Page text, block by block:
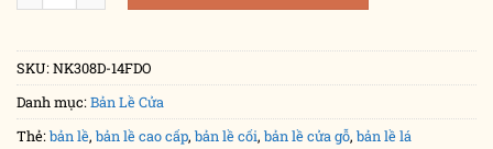
SKU:NK308D-14FDO
Danh mục:Bản Lề Cửa
Thẻ:bản lề, bản lề cao cấp, bản lề cối, bản lề cửa gỗ, bản lề lá